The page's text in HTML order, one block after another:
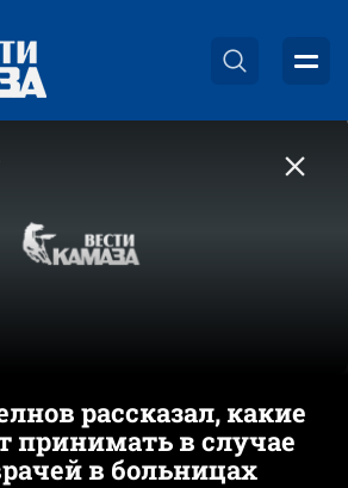
рассказал, какие
принимать в случае
в больницах